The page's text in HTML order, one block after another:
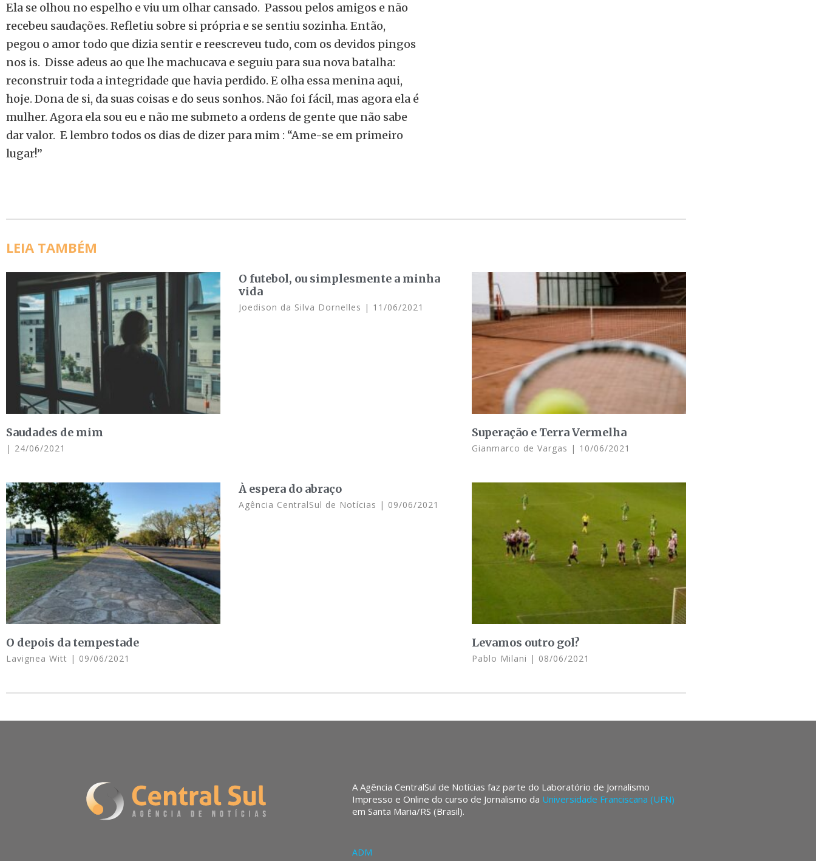
Ela se olhou no espelho e viu um olhar cansado. Passou pelos amigos e não
recebeu saudações. Refletiu sobre si própria e se sentiu sozinha. Então,
pegou o amor todo que dizia sentir e reescreveu tudo, com os devidos pingos
nos is. Disse adeus ao que lhe machucava e seguiu para sua nova batalha:
reconstruir toda a integridade que havia perdido. E olha essa menina aqui,
hoje. Dona de si, da suas coisas e do seus sonhos. Não foi fácil, mas agora ela é
mulher. Agora ela sou eu e não me submeto a ordens de gente que não sabe
dar valor. E lembro todos os dias de dizer para mim : “Ame-se em primeiro
lugar!”
LEIA TAMBÉM
Saudades de mim
24/06/2021
O futebol, ou simplesmente a minha
vida
Joedison da Silva Dornelles 11/06/2021
Superação e Terra Vermelha
Gianmarco de Vargas 10/06/2021
O depois da tempestade
Lavignea Witt 09/06/2021
À espera do abraço
Agência CentralSul de Notícias 09/06/2021
Levamos outro gol?
Pablo Milani 08/06/2021
A Agência CentralSul de Notícias faz parte do Laboratório de Jornalismo
Impresso e Online do curso de Jornalismo da Universidade Franciscana (UFN)
em Santa Maria/RS (Brasil).
ADM